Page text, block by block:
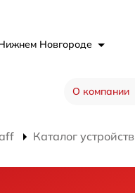
Новгороде
О компании
Каталог устройств